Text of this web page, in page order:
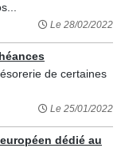
Le 28/02/2022
de certaines
Le 25/01/2022
dédié au